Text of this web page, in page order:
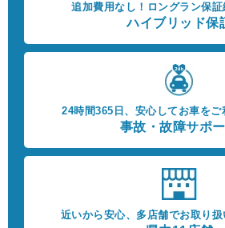
追加費用なし！ ロングラン保
ハイブリッド保
24時間365日、 安心してお車をご
事故・故障サポ
近いから安心、 多店舗でお取り扱